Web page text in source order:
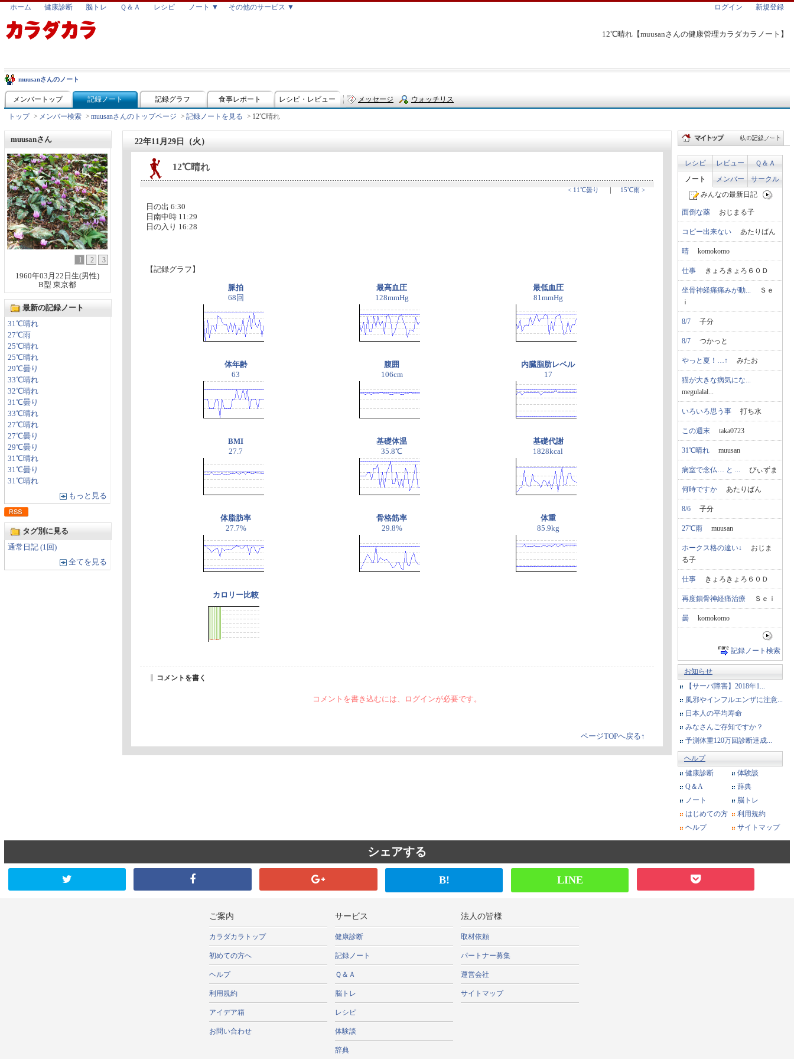
12℃晴れ【muusanさんの健康管理カラダカラノート】
ホーム 健康診断 脳トレ Ｑ＆Ａ レシピ ノート ▼ その他のサービス ▼ ログイン 新規登録
muusanさんのノート
メンバートップ 記録ノート 記録グラフ 食事レポート レシピ・レビュー メッセージ ウォッチリス
トップ > メンバー検索 > muusanさんのトップページ > 記録ノートを見る > 12℃晴れ
muusanさん
1 2
3
1960年03月22日生(男性)
B型 東京都
最新の記録ノート
31℃晴れ
27℃雨
25℃晴れ
25℃晴れ
29℃曇り
33℃晴れ
32℃晴れ
31℃曇り
33℃晴れ
27℃晴れ
27℃曇り
29℃曇り
31℃晴れ
31℃曇り
31℃晴れ
もっと見る
タグ別に見る
通常日記 (1回)
全てを見る
22年11月29日（火）
12℃晴れ
< 11℃曇り ｜ 15℃雨 >
日の出 6:30
日南中時 11:29
日の入り 16:28
【記録グラフ】
脈拍
68回
最高血圧
128mmHg
最低血圧
81mmHg
体年齢
63
腹囲
106cm
内臓脂肪レベル
17
BMI
27.7
基礎体温
35.8℃
基礎代謝
1828kcal
体脂肪率
27.7%
骨格筋率
29.8%
体重
85.9kg
カロリー比較
コメントを書く
コメントを書き込むには、ログインが必要です。
ページTOPへ戻る↑
レシピ レビュー
Ｑ＆Ａ
ノート
メンバー
サークル
みんなの最新日記
面倒な薬 おじまる子
コピー出来ない あたりばん
晴 komokomo
仕事 きょろきょろ６０Ｄ
坐骨神経痛痛みが動... Ｓｅ
ｉ
8/7 子分
8/7 つかっと
やっと夏！…↑ みたお
猫が大きな病気にな...
megulalal...
いろいろ思う事 打ち水
この週末 taka0723
31℃晴れ muusan
病室で念仏… と ... ぴぃずま
何時ですか あたりばん
8/6 子分
27℃雨 muusan
ホークス格の違い↓ おじま
る子
仕事 きょろきょろ６０Ｄ
再度鎖骨神経痛治療 Ｓｅｉ
曇 komokomo
記録ノート検索
お知らせ
【サーバ障害】2018年1...
風邪やインフルエンザに注意...
日本人の平均寿命
みなさんご存知ですか？
予測体重120万回診断達成...
ヘルプ
健康診断
体験談
Q＆A
辞典
ノート
脳トレ
はじめての方
利用規約
ヘルプ
サイトマップ
シェアする
B! LINE
ご案内
カラダカラトップ
初めての方へ
ヘルプ
利用規約
アイデア箱
お問い合わせ
サービス
健康診断
記録ノート
Ｑ＆Ａ
脳トレ
レシピ
体験談
辞典
法人の皆様
取材依頼
パートナー募集
運営会社
サイトマップ